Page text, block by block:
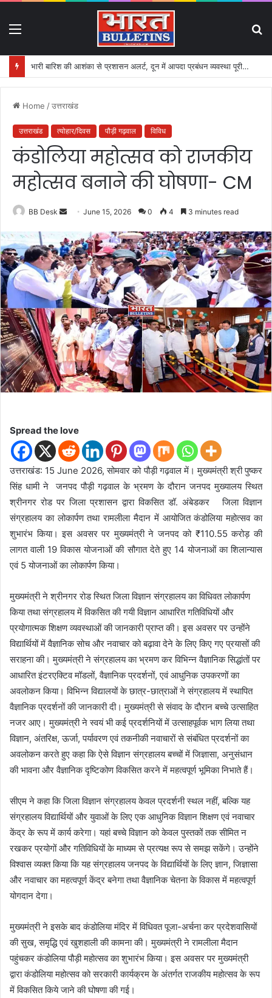
भारी बारिश की आशंका से प्रशासन अलर्ट, दून में आपदा प्रबंधन व्यवस्था पूरी तरह सक्रिय
Home /उत्तराखंड
उत्तराखंड त्योहार/दिवस पौड़ी गढ़वाल विविध
कंडोलिया महोत्सव को राजकीय
महोत्सव बनाने की घोषणा- CM
BB Desk
n
d
a
n
e
m
a
i
l
June 15, 2026 0 4 3 minutes read
Spread the love
उत्तराखंड: 15 June 2026, सोमवार को पौड़ी गढ़वाल में। मुख्यमंत्री श्री पुष्कर
सिंह धामी ने जनपद पौड़ी गढ़वाल के भ्रमण के दौरान जनपद मुख्यालय स्थित
श्रीनगर रोड पर जिला प्रशासन द्वारा विकसित डॉ. अंबेडकर जिला विज्ञान
संग्रहालय का लोकार्पण तथा रामलीला मैदान में आयोजित कंडोलिया महोत्सव का
शुभारंभ किया। इस अवसर पर मुख्यमंत्री ने जनपद को ₹110.55 करोड़ की
लागत वाली 19 विकास योजनाओं की सौगात देते हुए 14 योजनाओं का शिलान्यास
एवं 5 योजनाओं का लोकार्पण किया।
मुख्यमंत्री ने श्रीनगर रोड स्थित जिला विज्ञान संग्रहालय का विधिवत लोकार्पण
किया तथा संग्रहालय में विकसित की गयी विज्ञान आधारित गतिविधियों और
प्रयोगात्मक शिक्षण व्यवस्थाओं की जानकारी प्राप्त की। इस अवसर पर उन्होंने
विद्यार्थियों में वैज्ञानिक सोच और नवाचार को बढ़ावा देने के लिए किए गए प्रयासों की
सराहना की। मुख्यमंत्री ने संग्रहालय का भ्रमण कर विभिन्न वैज्ञानिक सिद्धांतों पर
आधारित इंटरएक्टिव मॉडलों, वैज्ञानिक प्रदर्शनों, एवं आधुनिक उपकरणों का
अवलोकन किया। विभिन्न विद्यालयों के छात्र-छात्राओं ने संग्रहालय में स्थापित
वैज्ञानिक प्रदर्शनों की जानकारी दी। मुख्यमंत्री से संवाद के दौरान बच्चे उत्साहित
नजर आए। मुख्यमंत्री ने स्वयं भी कई प्रदर्शनियों में उत्साहपूर्वक भाग लिया तथा
विज्ञान, अंतरिक्ष, ऊर्जा, पर्यावरण एवं तकनीकी नवाचारों से संबंधित प्रदर्शनों का
अवलोकन करते हुए कहा कि ऐसे विज्ञान संग्रहालय बच्चों में जिज्ञासा, अनुसंधान
की भावना और वैज्ञानिक दृष्टिकोण विकसित करने में महत्वपूर्ण भूमिका निभाते हैं।
सीएम ने कहा कि जिला विज्ञान संग्रहालय केवल प्रदर्शनी स्थल नहीं, बल्कि यह
संग्रहालय विद्यार्थियों और युवाओं के लिए एक आधुनिक विज्ञान शिक्षण एवं नवाचार
केंद्र के रूप में कार्य करेगा। यहां बच्चे विज्ञान को केवल पुस्तकों तक सीमित न
रखकर प्रयोगों और गतिविधियों के माध्यम से प्रत्यक्ष रूप से समझ सकेंगे। उन्होंने
विश्वास व्यक्त किया कि यह संग्रहालय जनपद के विद्यार्थियों के लिए ज्ञान, जिज्ञासा
और नवाचार का महत्वपूर्ण केंद्र बनेगा तथा वैज्ञानिक चेतना के विकास में महत्वपूर्ण
योगदान देगा।
मुख्यमंत्री ने इसके बाद कंडोलिया मंदिर में विधिवत पूजा-अर्चना कर प्रदेशवासियों
की सुख, समृद्धि एवं खुशहाली की कामना की। मुख्यमंत्री ने रामलीला मैदान
पहुंचकर कंडोलिया पौड़ी महोत्सव का शुभारंभ किया। इस अवसर पर मुख्यमंत्री
द्वारा कंडोलिया महोत्सव को सरकारी कार्यक्रम के अंतर्गत राजकीय महोत्सव के रूप
में विकसित किये जाने की घोषणा की गई।